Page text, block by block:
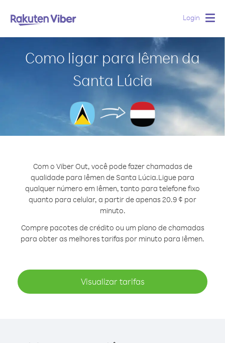
Login
Como ligar para Iêmen da
Santa Lúcia
Com o Viber Out, você pode fazer chamadas de
qualidade para Iêmen de Santa Lúcia.Ligue para
qualquer número em Iêmen, tanto para telefone fixo
quanto para celular, a partir de apenas 20.9 ¢ por
minuto.
Compre pacotes de crédito ou um plano de chamadas
para obter as melhores tarifas por minuto para Iêmen.
Visualizar tarifas